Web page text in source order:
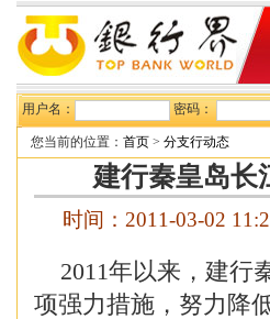
用户名： 密码：
您当前的位置： 首页 > 分支行动态
建行秦皇岛长
时间：2011-03-02
2011年以来，建行
项强力措施，努力降